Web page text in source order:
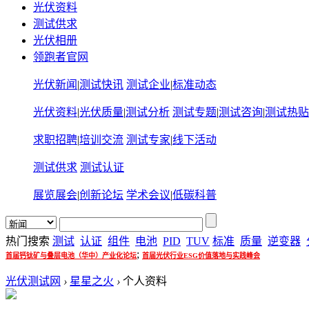
光伏资料
测试供求
光伏相册
领跑者官网
光伏新闻 |测试快讯 测试企业|标准动态
光伏资料|光伏质量|测试分析 测试专题|测试咨询|测试热贴
求职招聘|培训交流 测试专家|线下活动
测试供求 测试认证
展览展会|创新论坛 学术会议|低碳科普
热门搜索 测试 认证 组件 电池 PID TUV 标准 质量 逆变器
首届钙钛矿与叠层电池（华中）产业化论坛; 首届光伏行业ESG价值落地与实践峰会
光伏测试网 › 星星之火 › 个人资料